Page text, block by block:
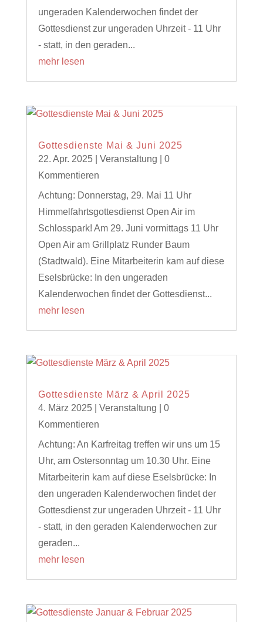
ungeraden Kalenderwochen findet der
Gottesdienst zur ungeraden Uhrzeit - 11 Uhr
- statt, in den geraden...
mehr lesen
Gottesdienste Mai & Juni 2025
22. Apr. 2025| Veranstaltung | 0
Kommentieren
Achtung: Donnerstag, 29. Mai 11 Uhr
Himmelfahrtsgottesdienst Open Air im
Schlosspark! Am 29. Juni vormittags 11 Uhr
Open Air am Grillplatz Runder Baum
(Stadtwald). Eine Mitarbeiterin kam auf diese
Eselsbrücke: In den ungeraden
Kalenderwochen findet der Gottesdienst...
mehr lesen
Gottesdienste März & April 2025
4. März 2025| Veranstaltung | 0
Kommentieren
Achtung: An Karfreitag treffen wir uns um 15
Uhr, am Ostersonntag um 10.30 Uhr. Eine
Mitarbeiterin kam auf diese Eselsbrücke: In
den ungeraden Kalenderwochen findet der
Gottesdienst zur ungeraden Uhrzeit - 11 Uhr
- statt, in den geraden Kalenderwochen zur
geraden...
mehr lesen